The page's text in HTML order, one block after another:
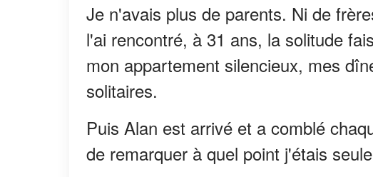
Je n'avais plus de parents. Ni de
l'ai rencontré, à 31 ans, la solitude
mon appartement silencieux, mes
solitaires.
Puis Alan est arrivé et a comblé
de remarquer à quel point j'étais